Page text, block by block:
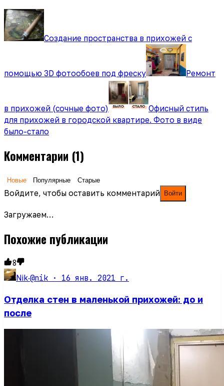
Создание пространства в прихожей с
помощью 3D фотообоев под фреску Ремонт
в прихожей (сочные фото)
Офисный стиль
для прихожей в городской квартире. Фото в виде
было-стало
Комментарии (1)
Новые Популярные Старые
Войдите, чтобы оставить комментарий Войти
Загружаем…
Похожие публикации
8
Nik·@nik · 16 янв. 2021 г.
Отделка стен в маленькой прихожей: до и
после